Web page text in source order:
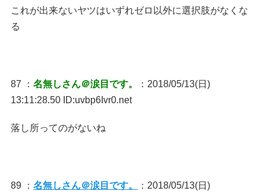
これが出来ないヤツはいずれゼロ以外に選択肢がなくな
る
87 ： 名無しさん＠涙目です。
：2018/05/13(日)
13:11:28.50 ID:uvbp6Ivr0.net
落し所ってのがないね
89 ： 名無しさん＠涙目です。
：2018/05/13(日)